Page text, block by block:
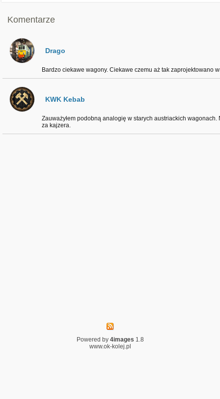
Komentarze
Drago
Bardzo ciekawe wagony. Ciekawe czemu aż tak zaprojektowano
KWK Kebab
Zauważyłem podobną analogię w starych austriackich
za kajzera.
Powered by 4images 1.8
www.ok-kolej.pl